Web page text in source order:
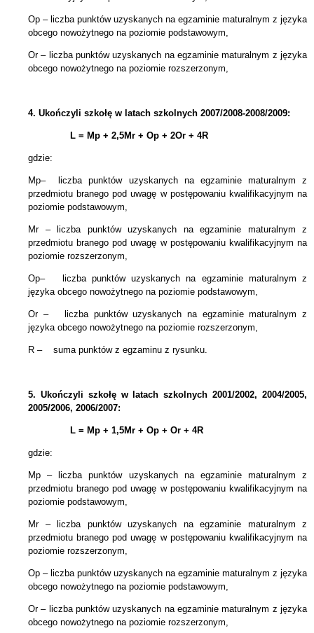
Op – liczba punktów uzyskanych na egzaminie maturalnym z języka
obcego nowożytnego na poziomie podstawowym,
Or – liczba punktów uzyskanych na egzaminie maturalnym z języka
obcego nowożytnego na poziomie rozszerzonym,
4. Ukończyli szkołę w latach szkolnych 2007/2008-2008/2009:
L = Mp + 2,5Mr + Op + 2Or + 4R
gdzie:
Mp– liczba punktów uzyskanych na egzaminie maturalnym z
przedmiotu branego pod uwagę w postępowaniu kwalifikacyjnym na
poziomie podstawowym,
Mr – liczba punktów uzyskanych na egzaminie maturalnym z
przedmiotu branego pod uwagę w postępowaniu kwalifikacyjnym na
poziomie rozszerzonym,
Op– liczba punktów uzyskanych na egzaminie maturalnym z
języka obcego nowożytnego na poziomie podstawowym,
Or – liczba punktów uzyskanych na egzaminie maturalnym z
języka obcego nowożytnego na poziomie rozszerzonym,
R – suma punktów z egzaminu z rysunku.
5. Ukończyli szkołę w latach szkolnych 2001/2002, 2004/2005,
2005/2006, 2006/2007:
L = Mp + 1,5Mr + Op + Or + 4R
gdzie:
Mp – liczba punktów uzyskanych na egzaminie maturalnym z
przedmiotu branego pod uwagę w postępowaniu kwalifikacyjnym na
poziomie podstawowym,
Mr – liczba punktów uzyskanych na egzaminie maturalnym z
przedmiotu branego pod uwagę w postępowaniu kwalifikacyjnym na
poziomie rozszerzonym,
Op – liczba punktów uzyskanych na egzaminie maturalnym z języka
obcego nowożytnego na poziomie podstawowym,
Or – liczba punktów uzyskanych na egzaminie maturalnym z języka
obcego nowożytnego na poziomie rozszerzonym,